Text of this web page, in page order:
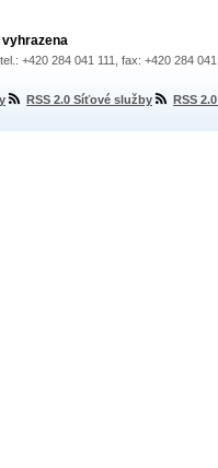
+420 284 041 111, fax: +420 284
RSS 2.0 Síťové služby RSS